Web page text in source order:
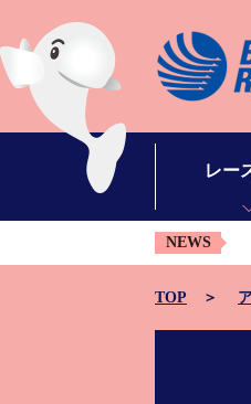
レー
シリーズイ
出場予定選
NEWS
TOP